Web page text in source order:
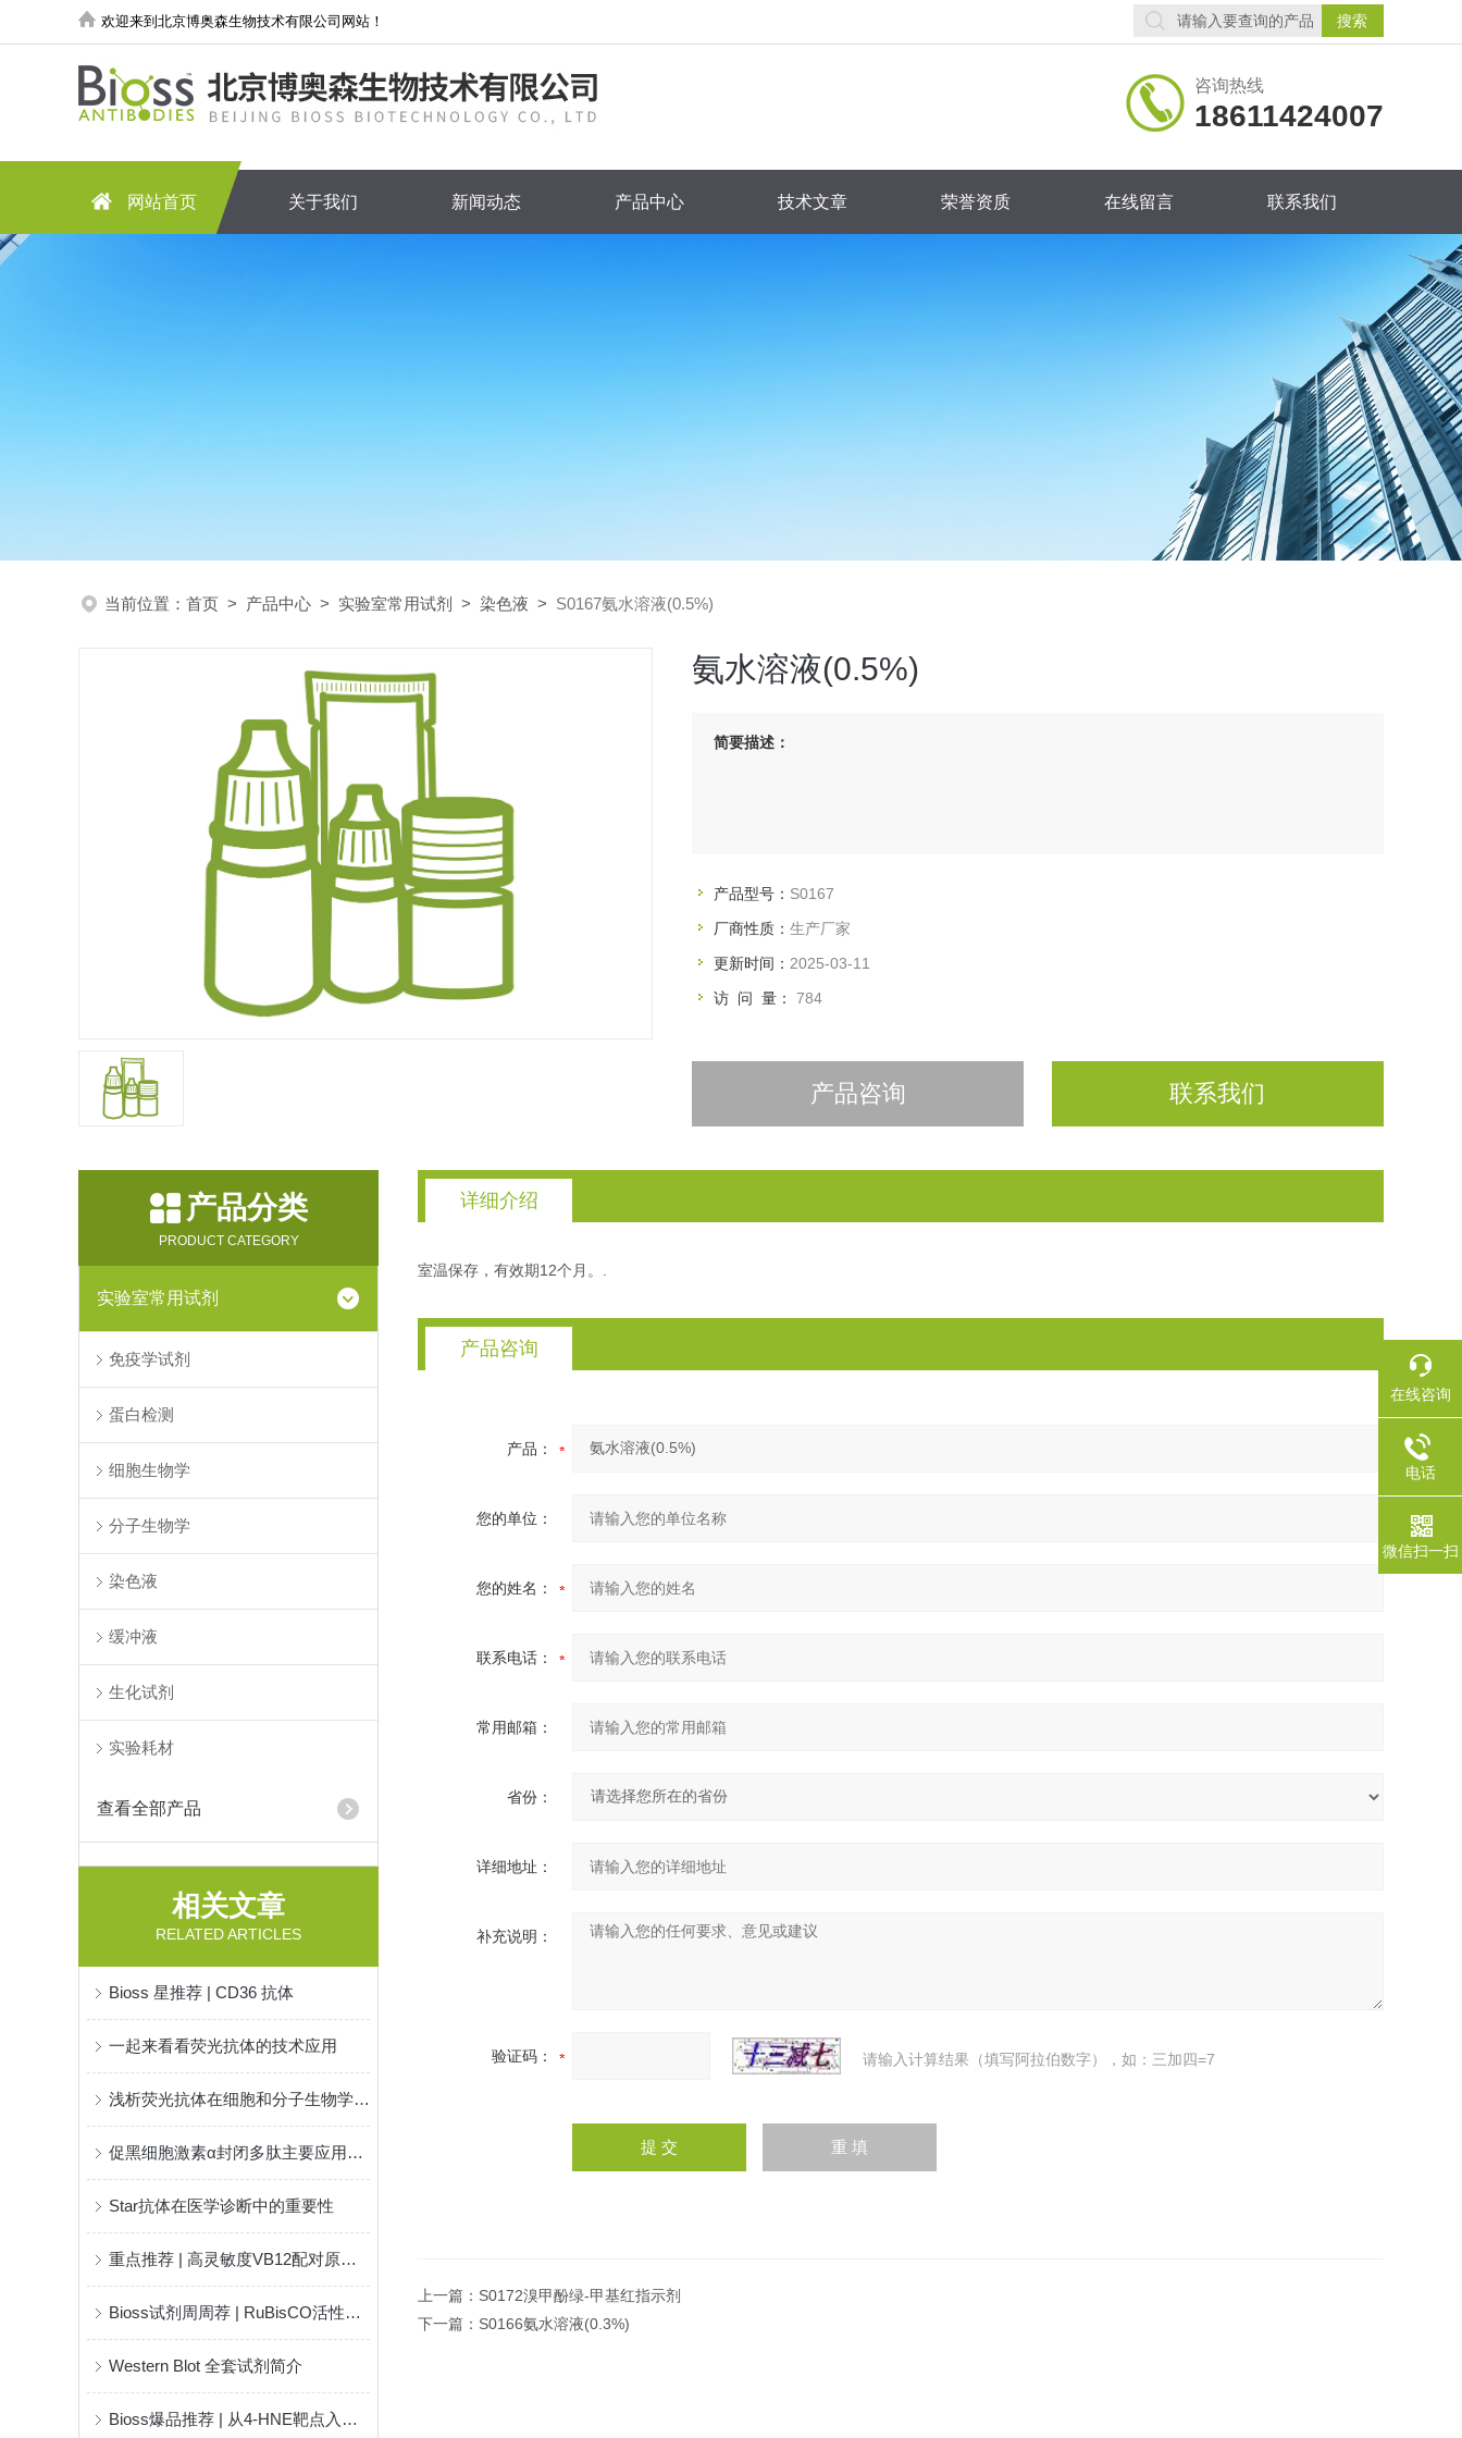
欢迎来到北京博奥森生物技术有限公司网站！
咨询热线
18611424007
网站首页 关于我们 新闻动态 产品中心 技术文章 荣誉资质 在线留言 联系我们
当前位置： 首页 > 产品中心 > 实验室常用试剂 > 染色液 > S0167氨水溶液(0.5%)
氨水溶液(0.5%)
简要描述：
产品型号： S0167
厂商性质： 生产厂家
更新时间： 2025-03-11
访 问 量： 784
产品咨询 联系我们
产品分类
PRODUCT CATEGORY
实验室常用试剂
免疫学试剂
蛋白检测
细胞生物学
分子生物学
染色液
缓冲液
生化试剂
实验耗材
查看全部产品
相关文章
RELATED ARTICLES
Bioss 星推荐 | CD36 抗体
一起来看看荧光抗体的技术应用
浅析荧光抗体在细胞和分子生物学中的应用
促黑细胞激素α封闭多肽主要应用方向
Star抗体在医学诊断中的重要性
重点推荐 | 高灵敏度VB12配对原料！
Bioss试剂周周荐 | RuBisCO活性检测试剂盒
Western Blot 全套试剂简介
Bioss爆品推荐 | 从4-HNE靶点入手，揭开疾病“氧化损伤”之谜
详细介绍
室温保存，有效期12个月。.
产品咨询
产品：
您的单位：
您的姓名：
联系电话：
常用邮箱：
省份：
详细地址：
补充说明：
验证码： 请输入计算结果（填写阿拉伯数字），如：三加四=7
上一篇： S0172溴甲酚绿-甲基红指示剂
下一篇： S0166氨水溶液(0.3%)
在线咨询
电话
微信扫一扫